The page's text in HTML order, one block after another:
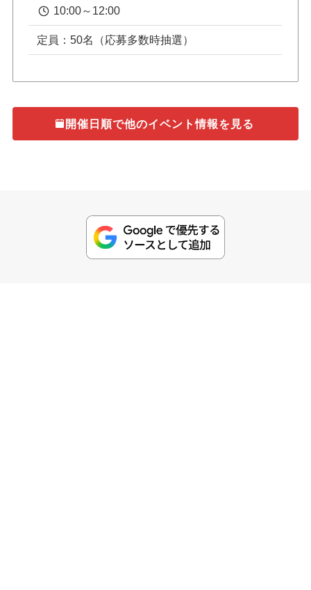
10:00～12:00
定員：50名（応募多数時抽選）
開催日順で他のイベント情報を見る